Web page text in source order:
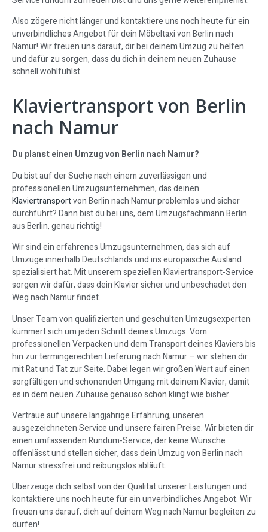
Also zögere nicht länger und kontaktiere uns noch heute für ein
unverbindliches Angebot für dein Möbeltaxi von Berlin nach
Namur! Wir freuen uns darauf, dir bei deinem Umzug zu helfen
und dafür zu sorgen, dass du dich in deinem neuen Zuhause
schnell wohlfühlst.
Klaviertransport von Berlin
nach Namur
Du planst einen Umzug von Berlin nach Namur?
Du bist auf der Suche nach einem zuverlässigen und
professionellen Umzugsunternehmen, das deinen
Klaviertransportvon Berlin nach Namur problemlos und sicher
durchführt? Dann bist du bei uns, dem Umzugsfachmann Berlin
aus Berlin, genau richtig!
Wir sind ein erfahrenes Umzugsunternehmen, das sich auf
Umzüge innerhalb Deutschlands und ins europäische Ausland
spezialisiert hat. Mit unserem speziellen Klaviertransport-Service
sorgen wir dafür, dass dein Klavier sicher und unbeschadet den
Weg nach Namur findet.
Unser Team von qualifizierten und geschulten Umzugsexperten
kümmert sich um jeden Schritt deines Umzugs. Vom
professionellen Verpacken und dem Transport deines Klaviers bis
hin zur termingerechten Lieferung nach Namur – wir stehen dir
mit Rat und Tat zur Seite. Dabei legen wir großen Wert auf einen
sorgfältigen und schonenden Umgang mit deinem Klavier, damit
es in dem neuen Zuhause genauso schön klingt wie bisher.
Vertraue auf unsere langjährige Erfahrung, unseren
ausgezeichneten Service und unsere fairen Preise. Wir bieten dir
einen umfassenden Rundum-Service, der keine Wünsche
offenlässt und stellen sicher, dass dein Umzug von Berlin nach
Namur stressfrei und reibungslos abläuft.
Überzeuge dich selbst von der Qualität unserer Leistungen und
kontaktiere uns noch heute für ein unverbindliches Angebot. Wir
freuen uns darauf, dich auf deinem Weg nach Namur begleiten zu
dürfen!